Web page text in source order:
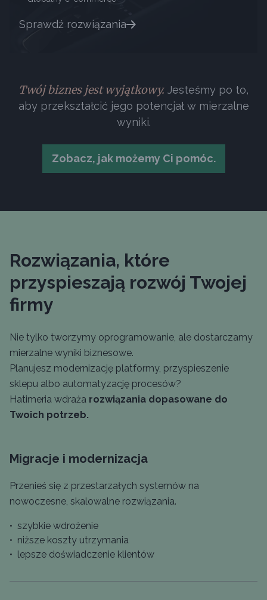
Sprawdź rozwiązania
Twój biznes jest wyjątkowy. Jesteśmy po to,
aby przekształcić jego potencjał w mierzalne
wyniki.
Zobacz, jak możemy Ci pomóc.
Rozwiązania, które
przyspieszają rozwój Twojej
firmy
Nie tylko tworzymy oprogramowanie, ale dostarczamy
mierzalne wyniki biznesowe.
Planujesz modernizację platformy, przyspieszenie
sklepu albo automatyzację procesów?
Hatimeria wdraża rozwiązania dopasowane do
Twoich potrzeb.
Migracje i modernizacja
Przenieś się z przestarzałych systemów na
nowoczesne, skalowalne rozwiązania.
• szybkie wdrożenie
• niższe koszty utrzymania
• lepsze doświadczenie klientów